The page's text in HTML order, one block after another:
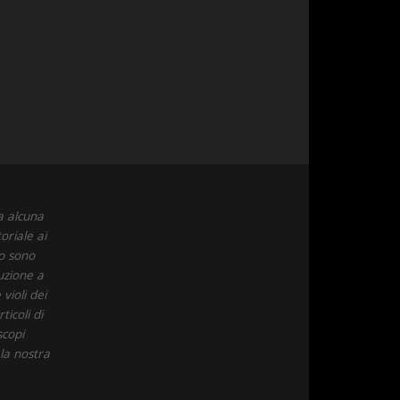
alcuna
ai
sono
a
violi dei
di
nostra